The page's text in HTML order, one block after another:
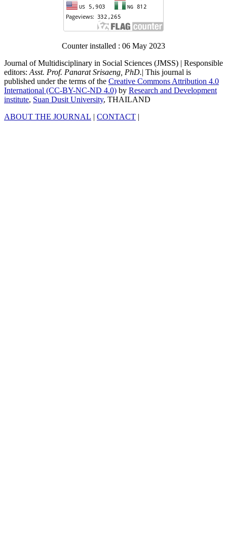
Counter installed : 06 May 2023
Journal of Multidisciplinary in Social Sciences (JMSS) | Responsible
editors: Asst. Prof. Panarat Srisaeng, PhD.| This journal is
published under the terms of the Creative Commons Attribution 4.0
International (CC-BY-NC-ND 4.0) by Research and Development
institute, Suan Dusit University, THAILAND
ABOUT THE JOURNAL | CONTACT |